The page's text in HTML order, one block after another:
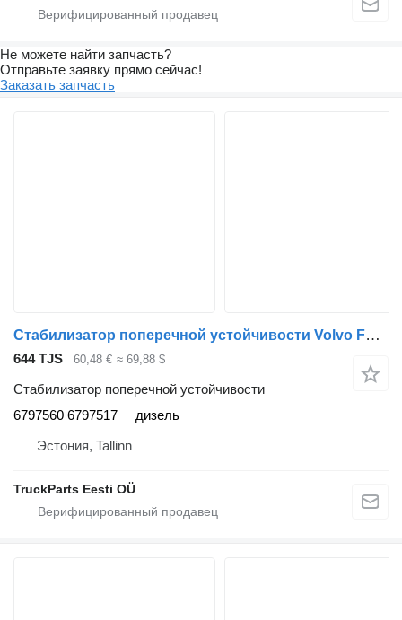
Не можете найти запчасть?
Отправьте заявку прямо сейчас!
Заказать запчасть
Стабилизатор поперечной устойчивости Volvo FL (01.00-) 6797560 6797517 для тягача Volvo FL, FL6, FL7, FL10, FL12, FS718 (1985-2005)
644 TJS 60,48 € ≈ 69,88 $
Стабилизатор поперечной устойчивости
6797560 6797517
дизель
Эстония, Tallinn
TruckParts Eesti OÜ